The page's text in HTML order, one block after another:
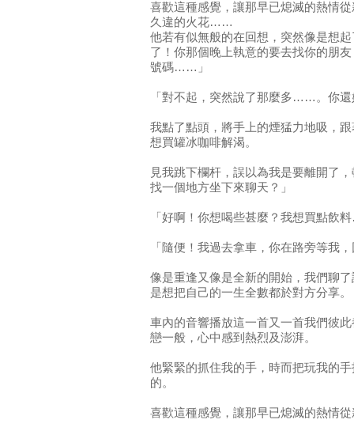
喜歡這種感覺，讓那早已熄滅的熱情
久違的火花……
他若有似無般的在回想，突然像是想
了！你那個晚上執意的要去找你的朋
號碼……」
「對不起，突然說了那麼多……。你還
我點了點頭，將手上的煙猛力地吸，
想買罐冰咖啡解渴。
見我跳下欄杆，誤以為我是要離開了
找一個地方坐下來聊天？」
「好啊！你想喝些甚麼？我想買點飲
「隨便！我過去拿車，你在路旁等我
像是重逢又像是全新的開始，我們聊
是想把自己的一生全數都於對方分享。
車內的音響播放這一首又一首我們彼
戀一般，心中感到熱烈及澎湃。
他緊緊的抓住我的手，時而把玩我的
的。
喜歡這種感覺，讓那早已熄滅的熱情